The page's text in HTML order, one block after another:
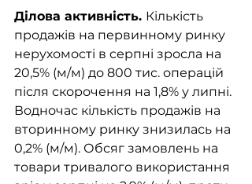
Ділова активність. Кількість
продажів на первинному ринку
нерухомості в серпні зросла на
20,5% (м/м) до 800 тис. операцій
після скорочення на 1,8% у липні.
Водночас кількість продажів на
вторинному ринку знизилась на
0,2% (м/м). Обсяг замовлень на
товари тривалого використання